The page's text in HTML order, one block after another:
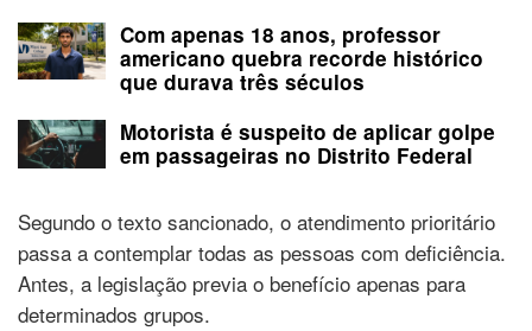
Com apenas 18 anos, professor
americano quebra recorde histórico
que durava três séculos
Motorista é suspeito de aplicar golpe
em passageiras no Distrito Federal
Segundo o texto sancionado, o atendimento prioritário
passa a contemplar todas as pessoas com deficiência.
Antes, a legislação previa o benefício apenas para
determinados grupos.